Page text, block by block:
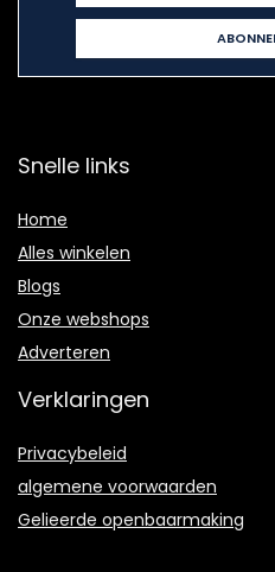
Snelle links
Home
Alles winkelen
Blogs
Onze webshops
Adverteren
Verklaringen
Privacybeleid
algemene voorwaarden
Gelieerde openbaarmaking